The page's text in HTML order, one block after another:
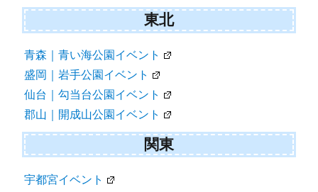
東北
青森｜青い海公園イベント
盛岡｜岩手公園イベント
仙台｜勾当台公園イベント
郡山｜開成山公園イベント
関東
宇都宮イベント